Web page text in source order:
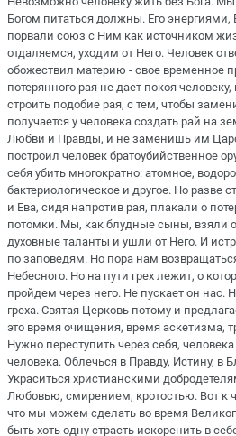
Богом питаться должны. Его энергиями,
порвали союз с Ним как источником
отдаляемся, уходим от Него. Человек
обожествил материю - свое временное
потерянного рая не дает покоя
строить подобие рая, с тем, чтобы
получается у человека создать рай на
Любви и Правды, и не заменишь им
построил человек братоубийственное
себя убить многократно: атомное,
бактериологическое и другое. Но разве
и Ева, сидя напротив рая, плакали о
потомки. Мы, как блудные сыны, взяли
духовные таланты и ушли от Него. И
по заповедям. Но пора нам
Небесного. Но на пути грех лежит, о
пройдем через него. Не пускает он нас.
греха. Святая Церковь потому и
это время очищения, время аскетизма,
Нужно переступить через себя, человека
человека. Облечься в Правду, Истину, в
Украситься христианскими
Любовью, смирением, кротостью. Вот к
что мы можем сделать во время
быть хоть одну страсть искоренить в